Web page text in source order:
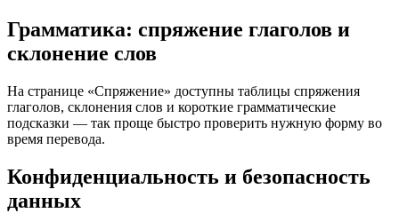
Грамматика: спряжение глаголов и
склонение слов
На странице «Спряжение» доступны таблицы спряжения
глаголов, склонения слов и короткие грамматические
подсказки — так проще быстро проверить нужную форму во
время перевода.
Конфиденциальность и безопасность
данных